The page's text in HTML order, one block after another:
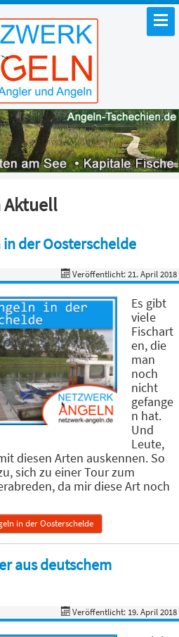
Aktuell
der Oosterschelde
Veröffentlicht: 21. April 2018
Es gibt
viele
Fischart
en, die
man
noch
nicht
gefange
n hat.
Und
Leute,
diesen Arten auskennen. So
sich zu einer Tour zum
da mir diese Art noch
in der Oosterschelde
aus deutschem
Veröffentlicht: 19. April 2018